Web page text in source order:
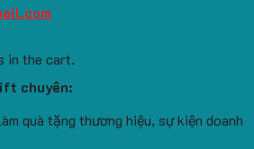
in the cart.
chuyên:
quà tặng thương hiệu, sự kiện doanh